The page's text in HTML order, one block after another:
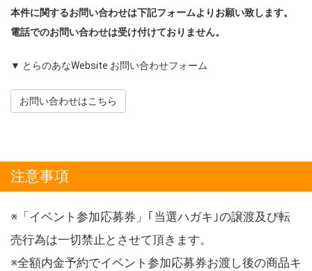
本件に関するお問い合わせは下記フォームよりお願い致します。
電話でのお問い合わせは受け付けておりません。
▼ とらのあなWebsite お問い合わせフォーム
お問い合わせはこちら
注意事項
※「イベント参加応募券」｢当選ハガキ｣の譲渡及び転
売行為は一切禁止とさせて頂きます。
※全額内金予約でイベント参加応募券お渡し後の商品キ